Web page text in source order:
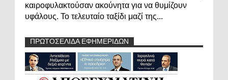
καιροφυλακτούσαν ακούνητα για να θυμίζουν
υφάλους. Το τελευταίο ταξίδι μαζί της...
ΠΡΩΤΟΣΕΛΙΔΑ ΕΦΗΜΕΡΙΔΩΝ